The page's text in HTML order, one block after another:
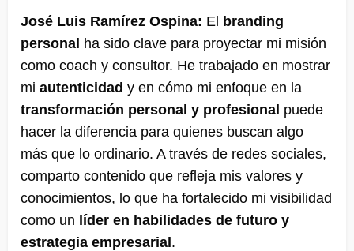
José Luis Ramírez Ospina: El branding
personal ha sido clave para proyectar mi misión
como coach y consultor. He trabajado en mostrar
mi autenticidad y en cómo mi enfoque en la
transformación personal y profesional puede
hacer la diferencia para quienes buscan algo
más que lo ordinario​. A través de redes sociales,
comparto contenido que refleja mis valores y
conocimientos, lo que ha fortalecido mi visibilidad
como un líder en habilidades de futuro y
estrategia empresarial​.